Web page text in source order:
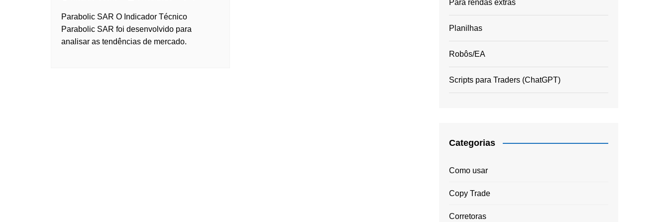
Parabolic SAR O Indicador Técnico
Parabolic SAR foi desenvolvido para
analisar as tendências de mercado.
Para rendas extras
Planilhas
Robôs/EA
Scripts para Traders (ChatGPT)
Categorias
Como usar
Copy Trade
Corretoras